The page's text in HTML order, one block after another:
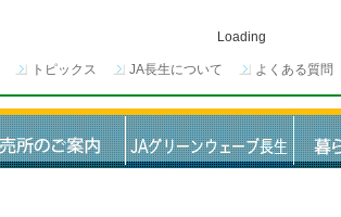
Loading
トピックス JA長生について よくある質問